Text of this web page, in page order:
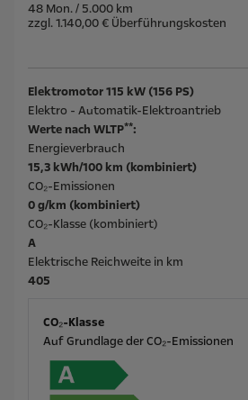
48 Mon. / 5.000 km
zzgl. 1.140,00 € Überführungskosten
Elektromotor 115 kW (156 PS)
Elektro - Automatik-Elektroantrieb
Werte nach WLTP**:
Energieverbrauch
15,3 kWh/100 km (kombiniert)
CO₂-Emissionen
0 g/km (kombiniert)
CO₂-Klasse (kombiniert)
A
Elektrische Reichweite in km
405
CO₂-Klasse
Auf Grundlage der CO₂-Emissionen